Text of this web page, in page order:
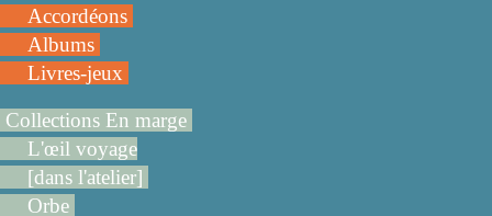
Accordéons
Albums
Livres-jeux
Collections En marge
L'œil voyage
[dans l'atelier]
Orbe